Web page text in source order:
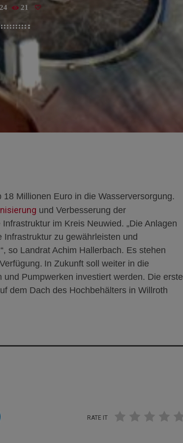
21
18 Millionen Euro in die Wasserversorgung.
und Verbesserung der
im Kreis Neuwied. „Die Anlagen
zu gewährleisten und
so Landrat Achim Hallerbach. Es stehen
In Zukunft soll weiter in die
Pumpwerken investiert werden. Die erste
dem Dach des Hochbehälters in Willroth
RATE IT